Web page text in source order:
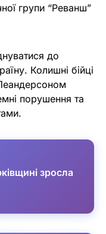
групи “Реванш”
до
Колишні бійці
порушення та
зросла